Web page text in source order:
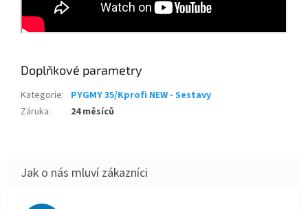
Doplňkové parametry
Kategorie: PYGMY 35/Kprofi NEW - Sestavy
Záruka: 24 měsíců